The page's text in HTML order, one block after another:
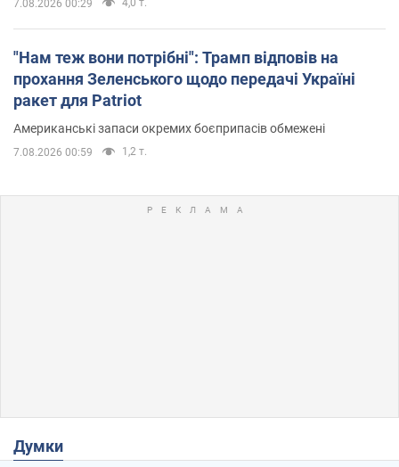
7.08.2026 00:29
"Нам теж вони потрібні": Трамп відповів на
прохання Зеленського щодо передачі Україні
ракет для Patriot
Американські запаси окремих боєприпасів обмежені
7.08.2026 00:59 1,2 т.
Думки